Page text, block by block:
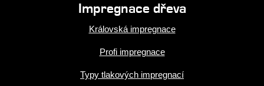
Impregnace dřeva
Královská impregnace
Profi impregnace
Typy tlakových impregnací